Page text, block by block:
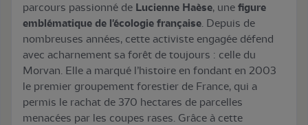
parcours passionné de Lucienne Haèse, une figure
emblématique de l'écologie française. Depuis de
nombreuses années, cette activiste engagée défend
avec acharnement sa forêt de toujours : celle du
Morvan. Elle a marqué l’histoire en fondant en 2003
le premier groupement forestier de France, qui a
permis le rachat de 370 hectares de parcelles
menacées par les coupes rases. Grâce à cette